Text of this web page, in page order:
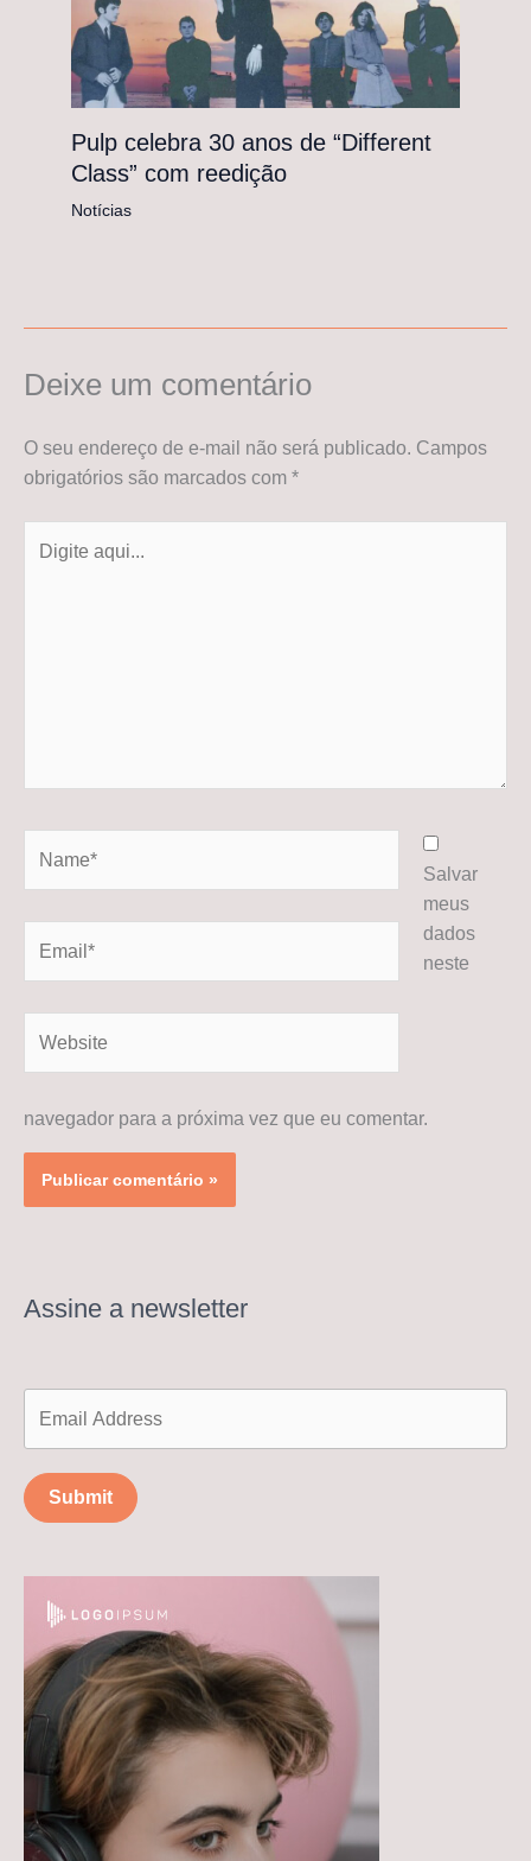
Pulp celebra 30 anos de “Different
Class” com reedição
Notícias
Deixe um comentário
O seu endereço de e-mail não será publicado. Campos
obrigatórios são marcados com *
aqui...
Salvar
meus
dados
neste
navegador para a próxima vez que eu comentar.
Assine a newsletter
Submit